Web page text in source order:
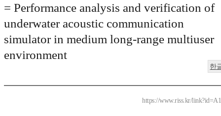
= Performance analysis and verification of
underwater acoustic communication
simulator in medium long-range multiuser
environment
한
https://www.riss.kr/